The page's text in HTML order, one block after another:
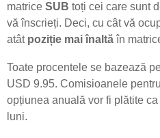
matrice SUB toți cei care sunt
vă înscrieți. Deci, cu cât vă
atât poziție mai înaltăîn
Toate procentele se bazează
USD 9.95. Comisioanele
opțiunea anuală vor fi plătite
luni.